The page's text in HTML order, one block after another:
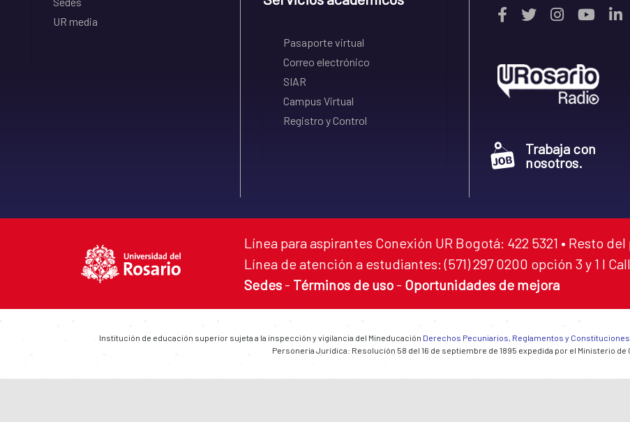
UR media
Pasaporte virtual
Correo electrónico
SIAR
Campus Virtual
Registro y Control
Trabaja con
nosotros.
Línea para aspirantes Conexión UR Bogotá: 422 5321 • Resto del
Línea de atención a estudiantes: (571) 297 0200 opción 3 y 1 I
Sedes - Términos de uso - Oportunidades de mejora
Institución de educación superior sujeta a la inspección y vigilancia del Mineducación Derechos Pecuniarios, Reglamentos y Constituciones
Personería Jurídica: Resolución 58 del 16 de septiembre de 1895 expedida por el Ministerio de